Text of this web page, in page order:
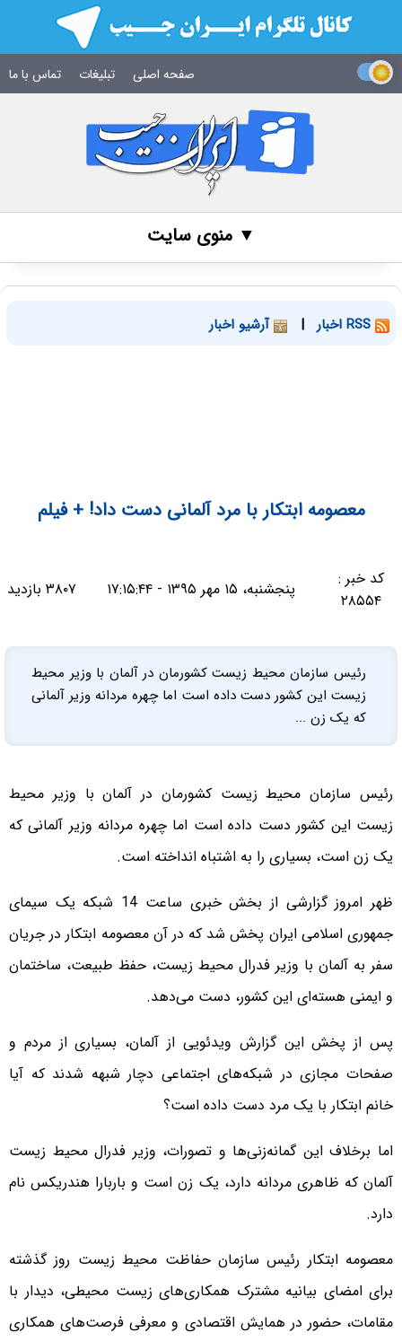
صفحه اصلی تبلیغات تماس با ما
▼ منوی سایت
| آرشیو اخبار
معصومه ابتکار با مرد آلمانی دست داد! + فیلم
کد خبر :
۲۸۵۵۴
پنجشنبه، ۱۵ مهر ۱۳۹۵ - ۱۷:۱۵:۴۴ ۳۸۰۷ بازدید
رئیس سازمان محیط زیست کشورمان در آلمان با وزیر محیط
زیست این کشور دست داده است اما چهره مردانه وزیر آلمانی
که یک زن ...
رئیس سازمان محیط زیست کشورمان در آلمان با وزیر محیط
زیست این کشور دست داده است اما چهره مردانه وزیر آلمانی که
یک زن است، بسیاری را به اشتباه انداخته است.
ظهر امروز گزارشی از بخش خبری ساعت 14 شبکه یک سیمای
جمهوری اسلامی ایران پخش شد که در آن معصومه ابتکار در جریان
سفر به آلمان با وزیر فدرال محیط زیست، حفظ طبیعت، ساختمان
و ایمنی هسته‌ای این کشور، دست می‌دهد.
پس از پخش این گزارش ویدئویی از آلمان، بسیاری از مردم و
صفحات مجازی در شبکه‌های اجتماعی دچار شبهه شدند که آیا
خانم ابتکار با یک مرد دست داده است؟
اما برخلاف این گمانه‌زنی‌ها و تصورات، وزیر فدرال محیط زیست
آلمان که ظاهری مردانه دارد، یک زن است و باربارا هندریکس نام
دارد.
معصومه ابتکار رئیس سازمان حفاظت محیط زیست روز گذشته
برای امضای بیانیه مشترک همکاری‌های زیست محیطی، دیدار با
مقامات، حضور در همایش اقتصادی و معرفی فرصت‌های همکاری